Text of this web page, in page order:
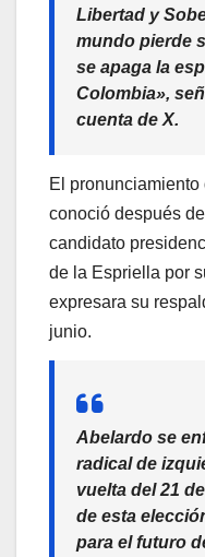
Libertad y
mundo pierde
se apaga la
Colombia»,
cuenta de X.
El
conoció después
candidato
de la Espriella por
expresara su
junio.
Abelardo se
radical de
vuelta del 21
de esta
para el futuro